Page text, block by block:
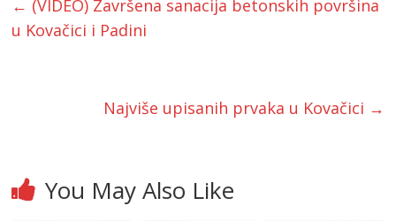
← (VIDEO) Završena sanacija betonskih površina
u Kovačici i Padini
Najviše upisanih prvaka u Kovačici →
You May Also Like